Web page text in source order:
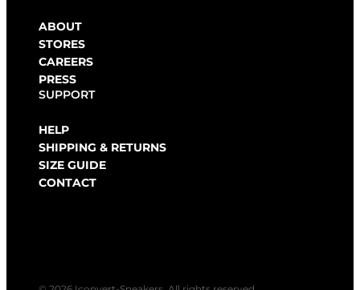
ABOUT
STORES
CAREERS
PRESS
SUPPORT
HELP
SHIPPING & RETURNS
SIZE GUIDE
CONTACT